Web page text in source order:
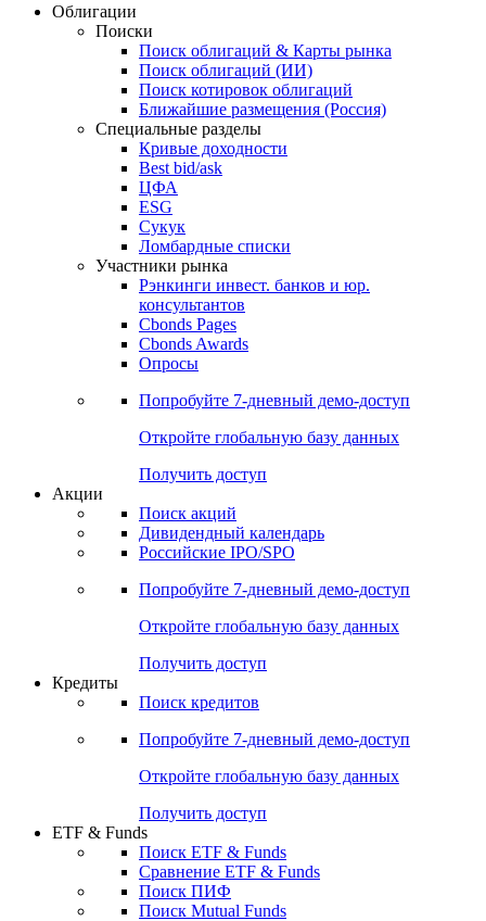
Облигации
Поиски
Поиск облигаций & Карты рынка
Поиск облигаций (ИИ)
Поиск котировок облигаций
Ближайшие размещения (Россия)
Специальные разделы
Кривые доходности
Best bid/ask
ЦФА
ESG
Сукук
Ломбардные списки
Участники рынка
Рэнкинги инвест. банков и юр.
консультантов
Cbonds Pages
Cbonds Awards
Опросы
Попробуйте 7-дневный демо-доступ
Откройте глобальную базу данных
Получить доступ
Акции
Поиск акций
Дивидендный календарь
Российские IPO/SPO
Попробуйте 7-дневный демо-доступ
Откройте глобальную базу данных
Получить доступ
Кредиты
Поиск кредитов
Попробуйте 7-дневный демо-доступ
Откройте глобальную базу данных
Получить доступ
ETF & Funds
Поиск ETF & Funds
Сравнение ETF & Funds
Поиск ПИФ
Поиск Mutual Funds